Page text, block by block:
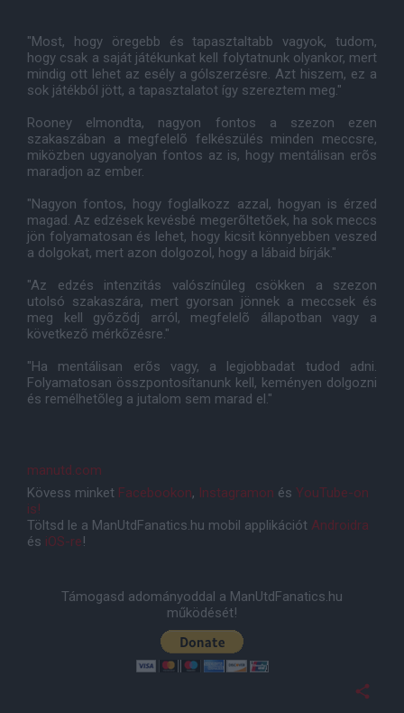
"Most, hogy öregebb és tapasztaltabb vagyok, tudom,
hogy csak a saját játékunkat kell folytatnunk olyankor, mert
mindig ott lehet az esély a gólszerzésre. Azt hiszem, ez a
sok játékból jött, a tapasztalatot így szereztem meg."
Rooney elmondta, nagyon fontos a szezon ezen
szakaszában a megfelelõ felkészülés minden meccsre,
miközben ugyanolyan fontos az is, hogy mentálisan erõs
maradjon az ember.
"Nagyon fontos, hogy foglalkozz azzal, hogyan is érzed
magad. Az edzések kevésbé megerõltetõek, ha sok meccs
jön folyamatosan és lehet, hogy kicsit könnyebben veszed
a dolgokat, mert azon dolgozol, hogy a lábaid bírják."
"Az edzés intenzitás valószínûleg csökken a szezon
utolsó szakaszára, mert gyorsan jönnek a meccsek és
meg kell gyõzõdj arról, megfelelõ állapotban vagy a
következõ mérkõzésre."
"Ha mentálisan erõs vagy, a legjobbadat tudod adni.
Folyamatosan összpontosítanunk kell, keményen dolgozni
és remélhetõleg a jutalom sem marad el."
manutd.com
Kövess minket Facebookon, Instagramon és YouTube-on
is!
Töltsd le a ManUtdFanatics.hu mobil applikációt Androidra
és iOS-re!
Támogasd adományoddal a ManUtdFanatics.hu
működését!